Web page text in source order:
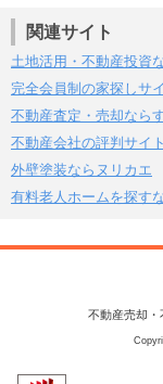
関連サイト
土地活用・不動産投資
完全会員制の家探しサ
不動産査定・売却なら
不動産会社の評判サイ
外壁塗装ならヌリカエ
有料老人ホームを探す
不動産売却・